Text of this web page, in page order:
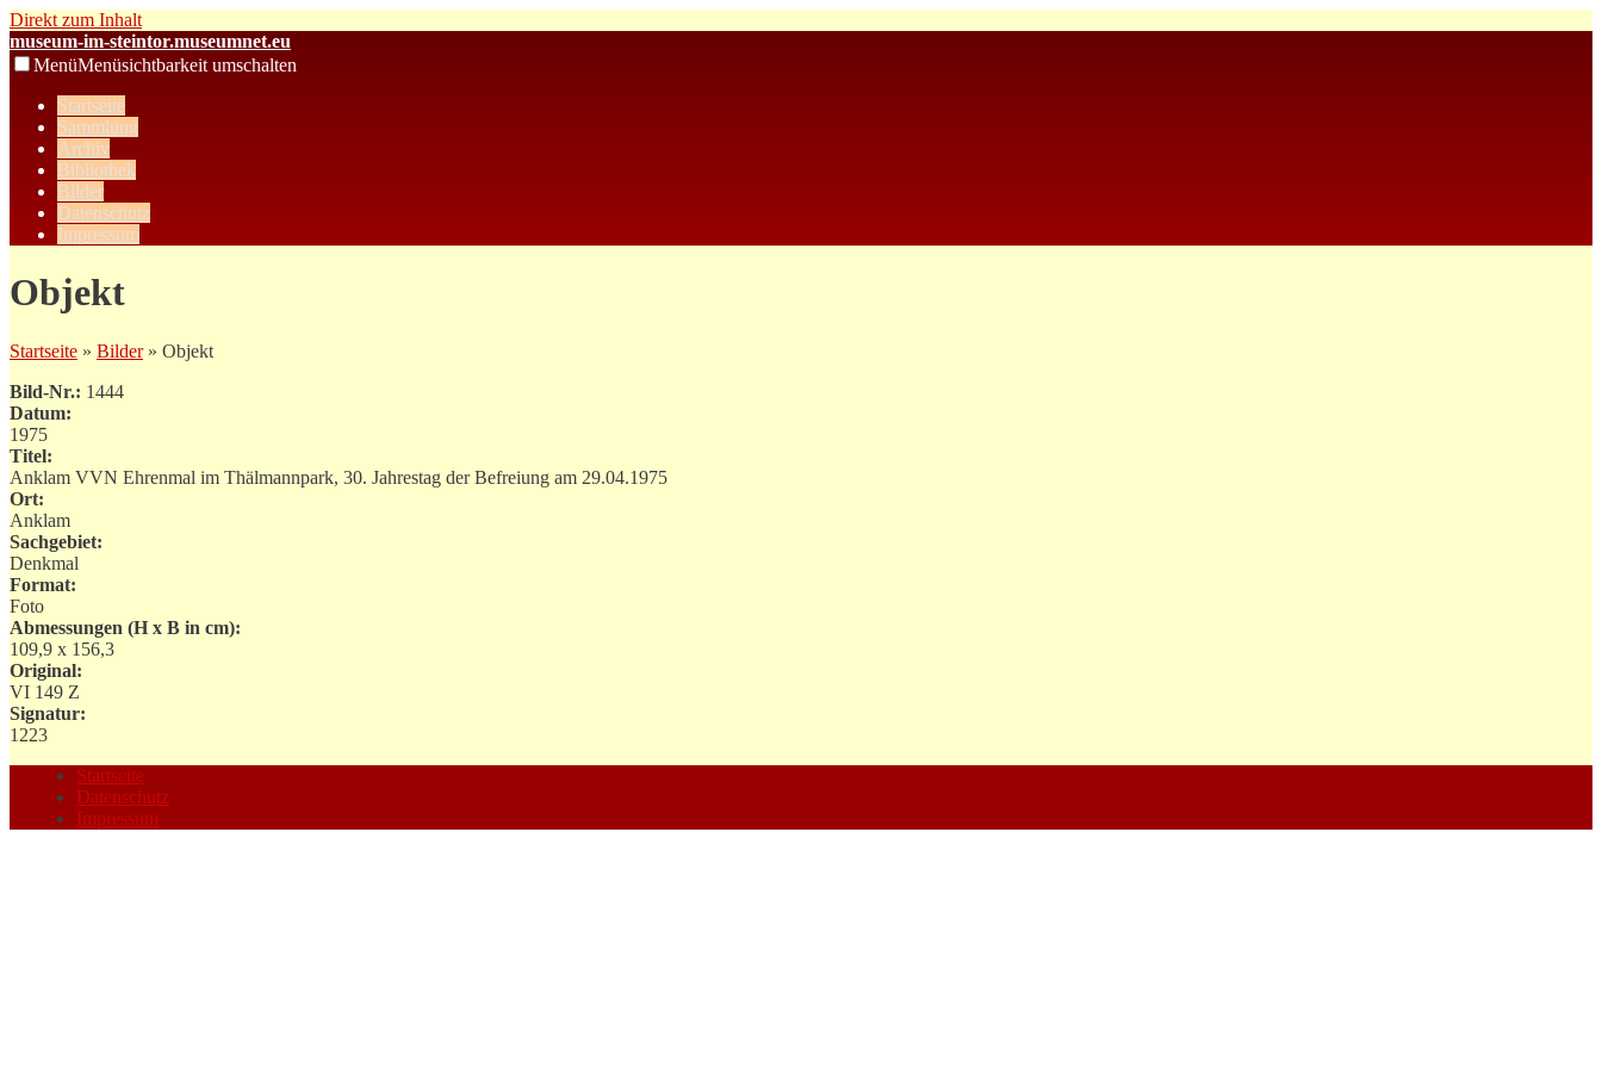
Direkt zum Inhalt
museum-im-steintor.museumnet.eu
MenüMenüsichtbarkeit umschalten
Startseite
Sammlung
Archiv
Bibliothek
Bilder
Datenschutz
Impressum
Objekt
Startseite » Bilder» Objekt
Bild-Nr.: 1444
Datum:
1975
Titel:
Anklam VVN Ehrenmal im Thälmannpark, 30. Jahrestag der Befreiung am 29.04.1975
Ort:
Anklam
Sachgebiet:
Denkmal
Format:
Foto
Abmessungen (H x B in cm):
109,9 x 156,3
Original:
VI 149 Z
Signatur:
1223
Startseite
Datenschutz
Impressum